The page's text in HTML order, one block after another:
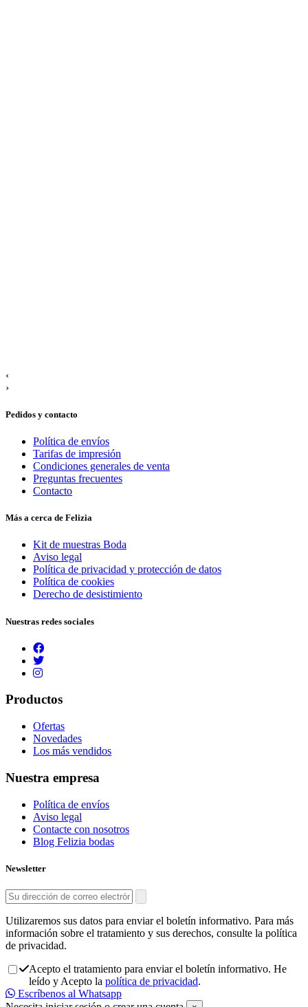
‹
›
Pedidos y contacto
Política de envíos
Tarifas de impresión
Condiciones generales de venta
Preguntas frecuentes
Contacto
Más a cerca de Felizia
Kit de muestras Boda
Aviso legal
Política de privacidad y protección de datos
Política de cookies
Derecho de desistimiento
Nuestras redes sociales
Productos
Ofertas
Novedades
Los más vendidos
Nuestra empresa
Política de envíos
Aviso legal
Contacte con nosotros
Blog Felizia bodas
Newsletter
Utilizaremos sus datos para enviar el boletín informativo. Para más
información sobre el tratamiento y sus derechos, consulte la política
de privacidad.
Acepto el tratamiento para enviar el boletín informativo. He
leído y Acepto la política de privacidad.
Escríbenos al Whatsapp